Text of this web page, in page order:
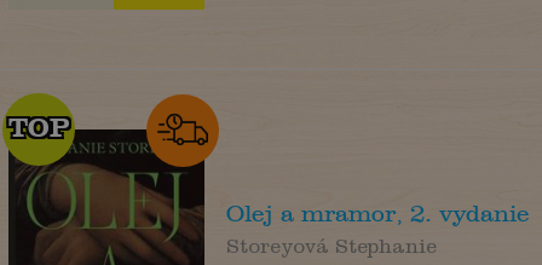
TOP
TOP
Olej a mramor, 2. vydanie
Storeyová Stephanie